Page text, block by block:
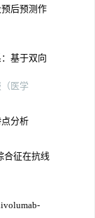
后预测作
基于双向
医学
分析
合征在抗线